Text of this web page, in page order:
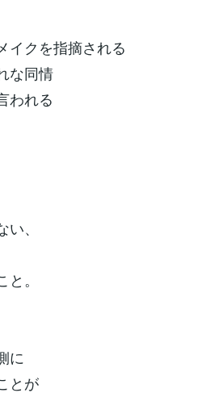
イクを指摘される
な同情
われる
、
。
に
とが